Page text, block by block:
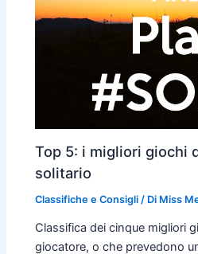
Top 5: i migliori giochi
solitario
Classifiche e Consigli / Di Miss
Classifica dei cinque migliori
giocatore, o che prevedono